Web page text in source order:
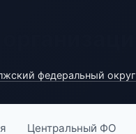
федеральный округ
Центральный ФО